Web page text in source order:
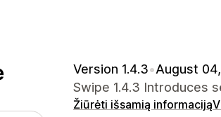
Version 1.4.3•August
Swipe 1.4.3 Introduces
Žiūrėti išsamią informaciją